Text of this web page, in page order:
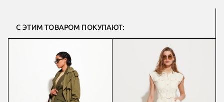
С ЭТИМ ТОВАРОМ ПОКУПАЮТ: